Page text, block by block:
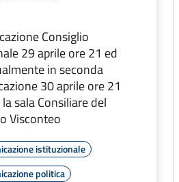
Consiglio
29 aprile ore 21 ed
in seconda
30 aprile ore 21
sala Consiliare del
Visconteo
istituzionale
politica